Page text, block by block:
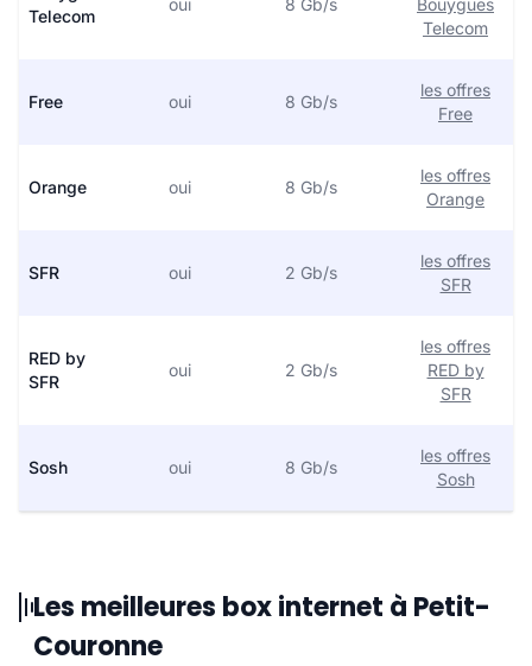
Telecom
oui 8 Gb/s
Bouygues
Telecom
Free oui 8 Gb/s
les offres
Free
Orange oui 8 Gb/s
les offres
Orange
SFR oui 2 Gb/s
les offres
SFR
RED by
SFR
oui 2 Gb/s
les offres
RED by
SFR
Sosh oui 8 Gb/s
les offres
Sosh
Les meilleures box internet à Petit-
Couronne